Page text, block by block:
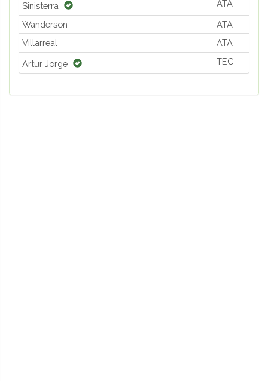
Sinisterra ATA
Wanderson
ATA
Villarreal
ATA
Artur Jorge TEC